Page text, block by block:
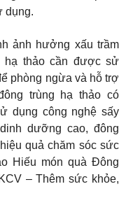
dụng.
ảnh hưởng xấu trầm
hạ thảo cần được sử
phòng ngừa và hỗ trợ
trùng hạ thảo có
dụng công nghệ sấy
dưỡng cao, đông
quả chăm sóc sức
Hiếu món quà Đông
– Thêm sức khỏe,